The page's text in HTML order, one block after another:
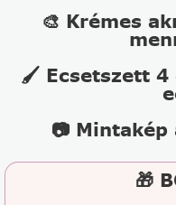
🎨 Krémes
🖌️ Ecsetszett 4
📷
🎁